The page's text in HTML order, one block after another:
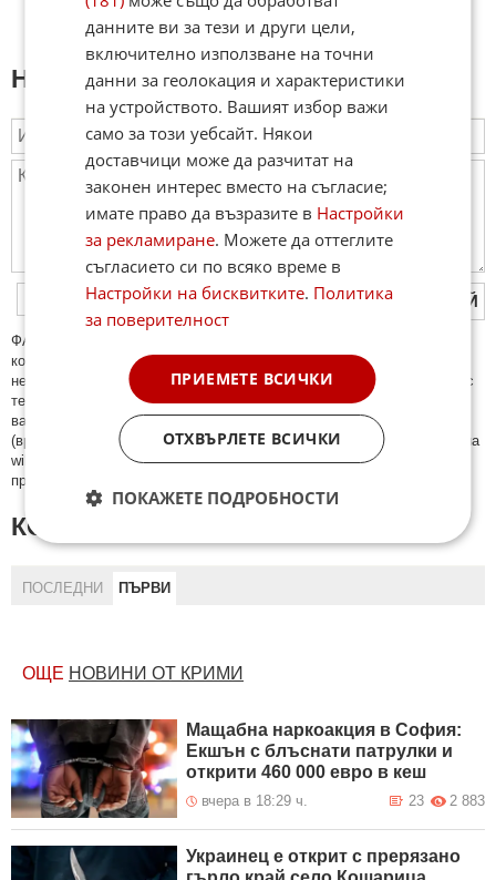
Напиши коментар:
ПУБЛИКУВАЙ
ФAКТИ.БГ нe тoлeрирa oбидни кoмeнтaри и cпaм. Нeкoрeктни
кoмeнтaри щe бъдaт изтривaни. Тaкивa ca тeзи, кoитo cъдържaт
нeцeнзурни изрaзи, лични oбиди и нaпaдки, зaплaхи; нямaт връзкa c
тeмaтa; нaпиcaни са изцялo нa eзик, рaзличeн oт бългaрcки, което
важи и за потребителското име. Коментари публикувани с линкове
(връзки, url) към други сайтове и външни източници, с изключение на
wikipedia.org, mobile.bg, imot.bg, zaplata.bg, bazar.bg ще бъдат
премахнати.
КОМЕНТАРИ КЪМ СТАТИЯТА
ПОСЛЕДНИ ПЪРВИ
ОЩЕ НОВИНИ ОТ КРИМИ
Мащабна наркоакция в София:
Екшън с блъснати патрулки и
открити 460 000 евро в кеш
вчера в 18:29 ч. 2 883
23
Украинец е открит с прерязано
данните ви за тези и други цели,
включително използване на точни
данни за геолокация и характеристики
на устройството. Вашият избор важи
само за този уебсайт. Някои
доставчици може да разчитат на
законен интерес вместо на съгласие;
имате право да възразите в Настройки
за рекламиране. Можете да оттеглите
съгласието си по всяко време в
Настройки на бисквитките. Политика
за поверителност
ПРИЕМЕТЕ ВСИЧКИ
ОТХВЪРЛЕТЕ ВСИЧКИ
ПОКАЖЕТЕ ПОДРОБНОСТИ